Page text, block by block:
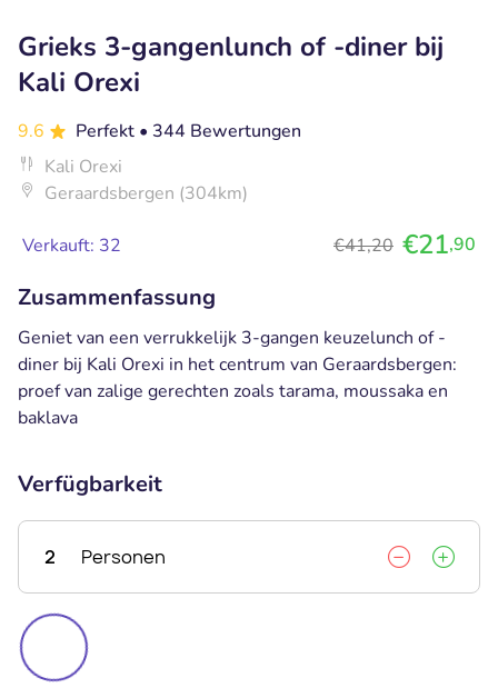
Grieks 3-gangenlunch of -diner bij
Kali Orexi
9.6 Perfekt • 344 Bewertungen
Kali Orexi
Geraardsbergen (304km)
Verkauft: 32 €41,20 €21,90
Zusammenfassung
Geniet van een verrukkelijk 3-gangen keuzelunch of -
diner bij Kali Orexi in het centrum van Geraardsbergen:
proef van zalige gerechten zoals tarama, moussaka en
baklava
Verfügbarkeit
2 Personen